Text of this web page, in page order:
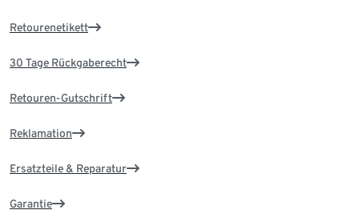
Retourenetikett
30 Tage Rückgaberecht
Retouren-Gutschrift
Reklamation
Ersatzteile & Reparatur
Garantie